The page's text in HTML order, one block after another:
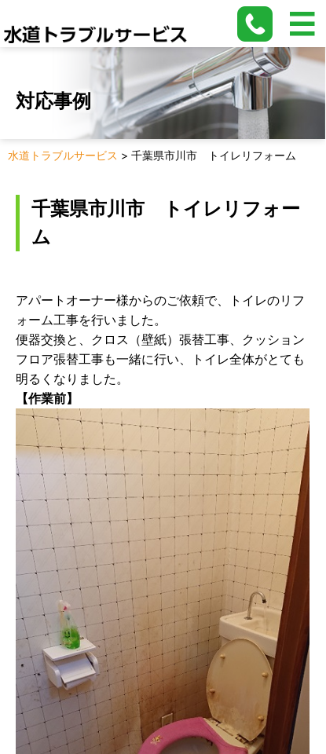
対応事例
水道トラブルサービス > 千葉県市川市 トイレリフォーム
千葉県市川市 トイレリフォー
ム
アパートオーナー様からのご依頼で、トイレのリフ
ォーム工事を行いました。
便器交換と、クロス（壁紙）張替工事、クッション
フロア張替工事も一緒に行い、トイレ全体がとても
明るくなりました。
【作業前】